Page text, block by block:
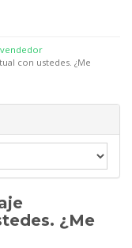
con ustedes. ¿Me
¿Me